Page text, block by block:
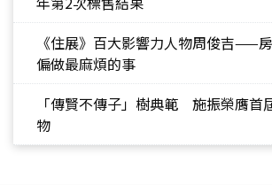
《住展》百大影響力人物周俊吉——
偏做最麻煩的事
「傳賢不傳子」樹典範 施振榮膺首
物